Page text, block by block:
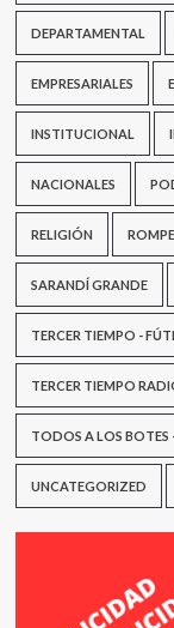
DEPARTAMENTAL
EMPRESARIALES
INSTITUCIONAL
NACIONALES
RELIGIÓN
SARANDÍ GRANDE
TERCER TIEMPO -
TERCER TIEMPO
TODOS A LOS BOTES
UNCATEGORIZED